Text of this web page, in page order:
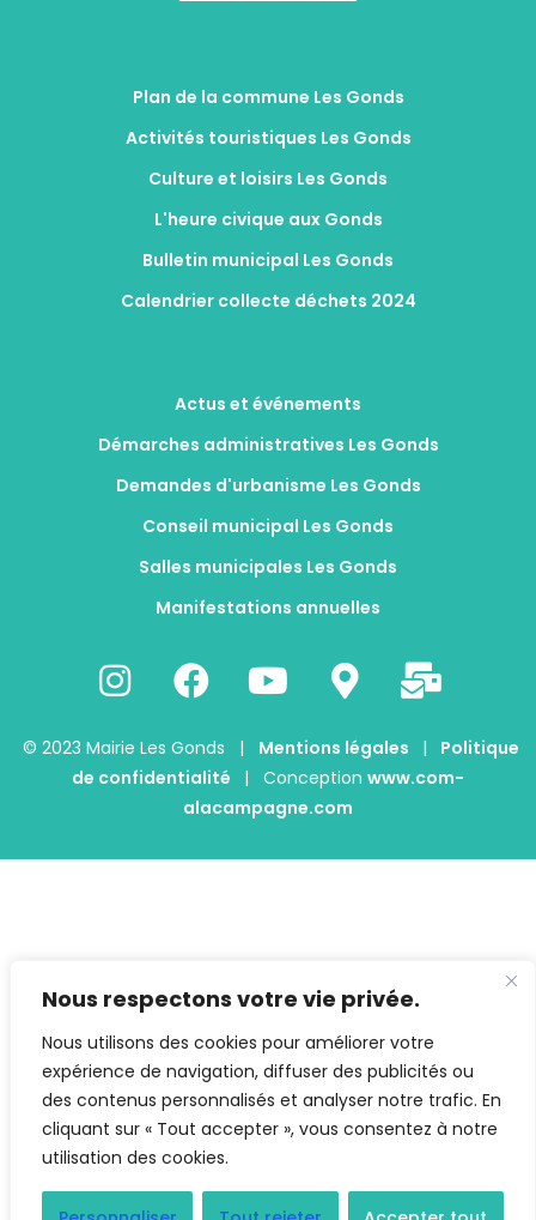
Nous respectons votre vie privée.
Nous utilisons des cookies pour améliorer votre
expérience de navigation, diffuser des publicités ou
des contenus personnalisés et analyser notre trafic. En
cliquant sur « Tout accepter », vous consentez à notre
utilisation des cookies.
Plan de la commune Les Gonds
Activités touristiques Les Gonds
Culture et loisirs Les Gonds
L'heure civique aux Gonds
Bulletin municipal Les Gonds
Calendrier collecte déchets 2024
Actus et événements
Démarches administratives Les Gonds
Demandes d'urbanisme Les Gonds
Conseil municipal Les Gonds
Salles municipales Les Gonds
Manifestations annuelles
© 2023 Mairie Les Gonds | Mentions légales |
Politique
de confidentialité
| Conception www.com-
alacampagne.com